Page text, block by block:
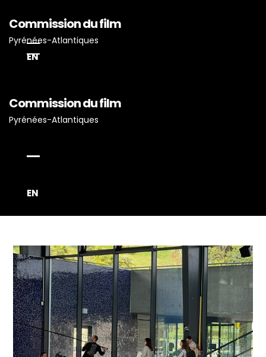
Commission du film
Pyrénées-Atlantiques
EN
Commission du film
Pyrénées-Atlantiques
EN
Accueil